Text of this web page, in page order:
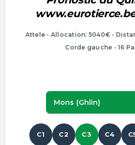
Attele - Allocation: 5040€ -
Corde gauche - 16
Mons (ghlin)
C1 C2 C3 C4